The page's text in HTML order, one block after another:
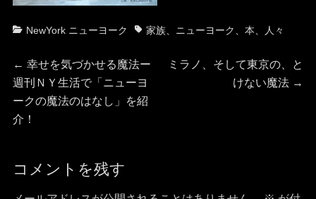
カ
リ
NewYork ニューヨーク
タ 家族、 ニューヨーク 本 人々
投
稿
ナ
ビ
← 前
の
投
稿:
幸せを気づかせる魔法ー
週刊ＮＹ生活で「ニューヨ
ークの魔法のはなし」を紹
介！
次
ミラノ、そして東京の、と
けない魔法 →
コメントを残す